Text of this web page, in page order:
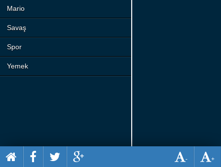
Mario
Savaş
Spor
Yemek
+
-